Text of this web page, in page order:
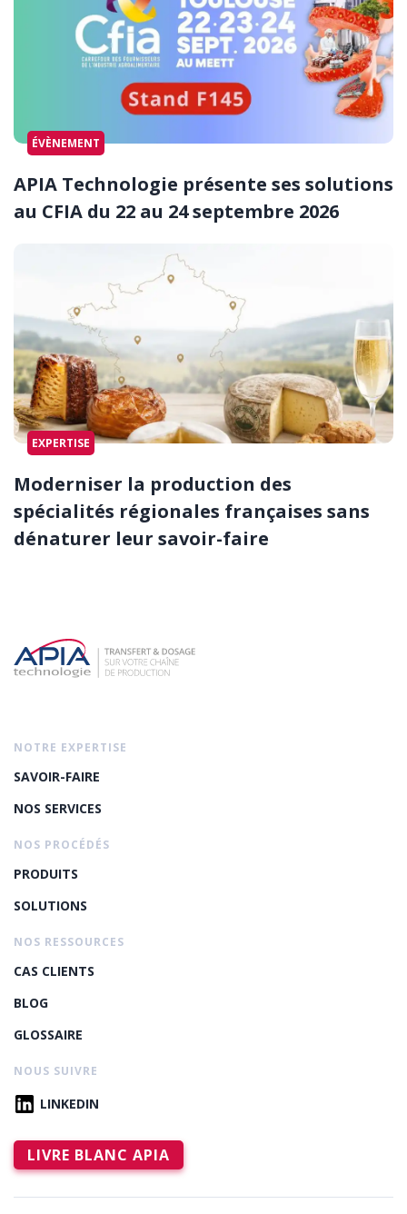
ÉVÈNEMENT
APIA Technologie présente ses solutions
au CFIA du 22 au 24 septembre 2026
EXPERTISE
Moderniser la production des
spécialités régionales françaises sans
dénaturer leur savoir-faire
NOTRE EXPERTISE
SAVOIR-FAIRE
NOS SERVICES
NOS PROCÉDÉS
PRODUITS
SOLUTIONS
NOS RESSOURCES
CAS CLIENTS
BLOG
GLOSSAIRE
NOUS SUIVRE
LINKEDIN
LIVRE BLANC APIA